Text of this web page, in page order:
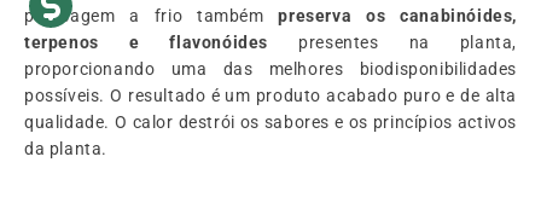
prensagem a frio tambémpreserva os canabinóides,
terpenos e flavonóides presentes na planta,
proporcionando uma das melhores biodisponibilidades
possíveis. O resultado é um produto acabado puro e de alta
qualidade. O calor destrói os sabores e os princípios activos
da planta.